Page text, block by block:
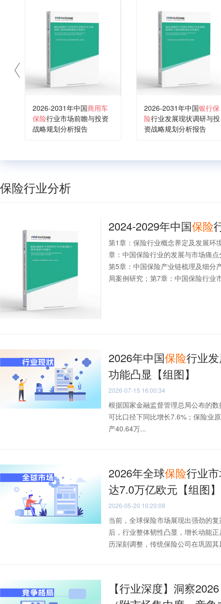
2026-2031年中国商用车
保险行业市场前瞻与投资
战略规划分析报告
2026-2031年中国银行保
险行业发展现状调研与投
资战略规划分析报告
保险行业分析
2024-2029年中国保险
第1章：保险行业概念界定及发展环
章：中国保险行业的发展与市场痛
第5章：中国保险产业链梳理及细分
局案例研究；第7章：中国保险行业
2026年中国保险行业
功能凸显【组图】
2026-07-15 16:00:34
根据国家金融监督管理总局公布的
可比口径下同比增长7.6%；保险业
产40.64万...
2026年全球保险行业
达7.0万亿欧元【组图】
2026-05-20 10:20:09
当前，全球保险市场展现出强劲的
后，行业整体韧性凸显，增长动能
历深刻调整，传统保险公司在巩固
【行业深度】洞察